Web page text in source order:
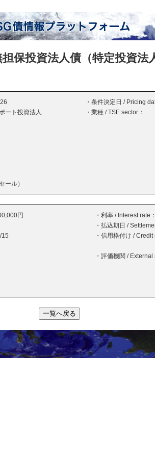
保投資法人債（特定投資法
・条件決定日 / Pricing
ート投資法人 ・業種 / TSE sector：
ール）
円 ・利率 / Interest rate：
・払込期日 /
15 ・信用格付け / Credit
・評価機関 / External
一覧へ戻る